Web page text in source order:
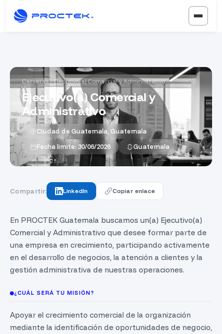
Carreras/ Ejecutivo(a) Comercial y Administrativo
Ejecutivo(a) Comercial y
Administrativo
Ciudad de Guatemala, Guatemala
Fecha limite: 30/06/2026
Guatemala
Compartir: LinkedIn Copiar enlace
En PROCTEK Guatemala buscamos un(a) Ejecutivo(a)
Comercial y Administrativo que desee formar parte de
una empresa en crecimiento, participando activamente
en el desarrollo de negocios, la atención a clientes y la
gestión administrativa de nuestras operaciones.
¿CUÁL SERÁ TU MISIÓN?
Apoyar el crecimiento comercial de la organización
mediante la identificación de oportunidades de negocio,